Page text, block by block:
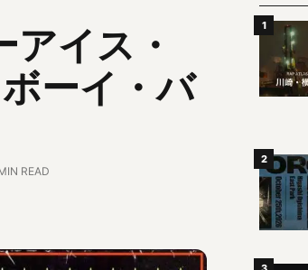
イス・
ーイ・バ
READ